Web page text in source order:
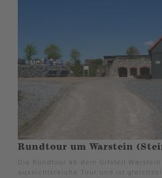
Rundtour um Warstein
Die Rundtour ab dem Ortsteil Warstein
aussichtsreiche Tour und ist